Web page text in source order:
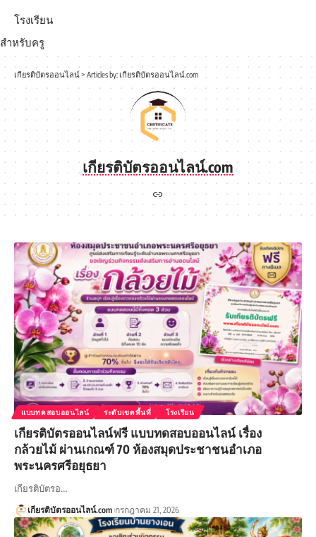
โรงเรียน
สำหรับครู
เกียรติบัตรออนไลน์> Articles by: เกียรติบัตรออนไลน์.com
เกียรติบัตรออนไลน์.com
แบบทดสอบออนไลน์ ระดับเขตพื้นที่ โรงเรียน
เกียรติบัตรออนไลน์ฟรี แบบทดสอบออนไลน์ เรื่อง
กล้วยไม้ ผ่านเกณฑ์ 70 ห้องสมุดประชาชนอำเภอ
พระนครศรีอยุธยา
เกียรติบัตรอ…
เกียรติบัตรออนไลน์.com กรกฎาคม 21, 2026